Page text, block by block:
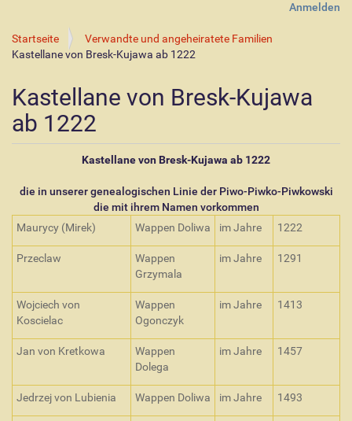
Anmelden
Startseite
Verwandte und angeheiratete Familien
Kastellane von Bresk-Kujawa ab 1222
Kastellane von Bresk-Kujawa
ab 1222
Kastellane von Bresk-Kujawa ab 1222
die in unserer genealogischen Linie der Piwo-Piwko-Piwkowski
die mit ihrem Namen vorkommen
Maurycy (Mirek)
Wappen Doliwa im Jahre 1222
Przeclaw
Wappen
Grzymala
im Jahre 1291
Wojciech von
Koscielac
Wappen
Ogonczyk
im Jahre 1413
Jan von Kretkowa
Wappen
Dolega
im Jahre 1457
Jedrzej von Lubienia Wappen Doliwa im Jahre 1493